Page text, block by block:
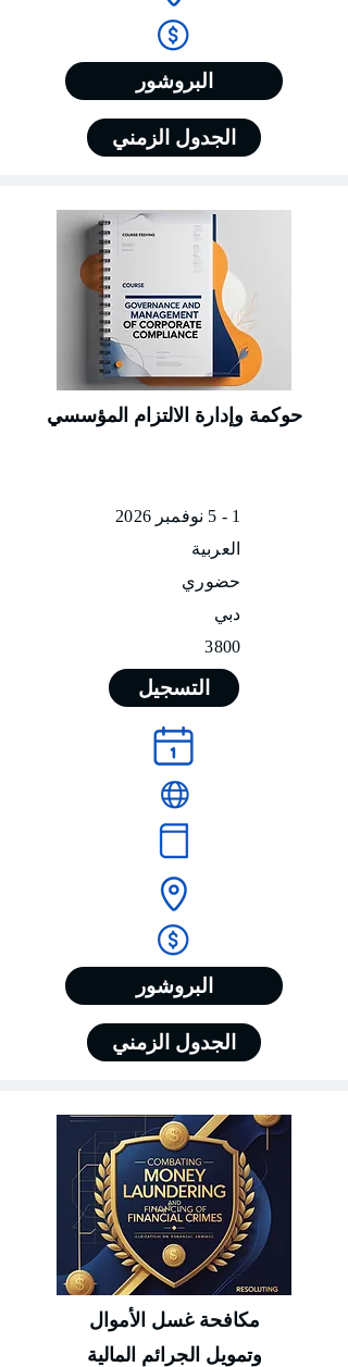
البروشور
الجدول الزمني
حوكمة وإدارة الالتزام المؤسسي
1 - 5 نوفمبر 2026
العربية
حضوري
دبي
3800
التسجيل
البروشور
الجدول الزمني
مكافحة غسل الأموال
وتمويل الجرائم المالية